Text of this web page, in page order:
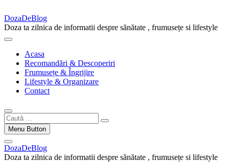
DozaDeBlog
Doza ta zilnica de informatii despre sănătate , frumusețe si lifestyle
Acasa
Recomandări & Descoperiri
Frumusețe & Îngrijire
Lifestyle & Organizare
Contact
Caută
…Menu Button
DozaDeBlog
Doza ta zilnica de informatii despre sănătate , frumusețe si lifestyle